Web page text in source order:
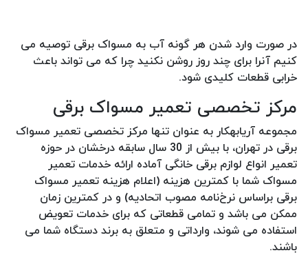
در صورت وارد شدن هر گونه آب به مسواک برقی توصیه می
کنیم آنرا برای چند روز روشن نکنید چرا که می تواند باعث
خرابی قطعات کلیدی شود.
مرکز تخصصی تعمیر مسواک برقی
مجموعه آریابهکار به عنوان تنها مرکز تخصصی تعمیر مسواک
برقی در تهران، با بیش از 30 سال سابقه درخشان در حوزه
تعمیر انواع لوازم برقی خانگی آماده ارائه خدمات تعمیر
مسواک شما با کمترین هزینه (اعلام هزینه تعمیر مسواک
برقی براساس نرخ‌نامه مصوب اتحادیه) و در کمترین زمان
ممکن می باشد و تمامی قطعاتی که برای خدمات تعویض
استفاده می شوند، وارداتی و متعلق به برند دستگاه شما می
باشند.